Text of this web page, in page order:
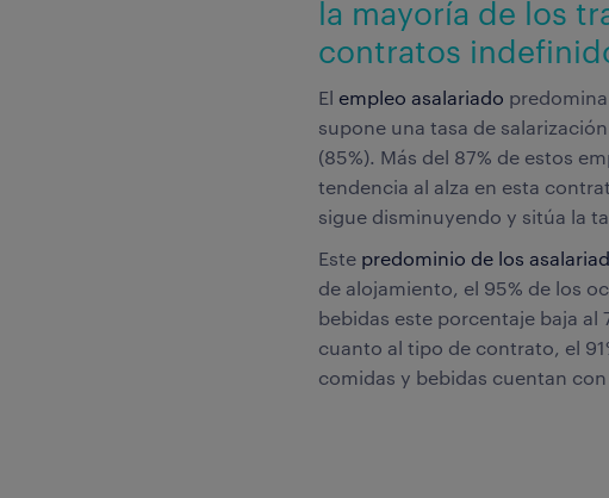
la mayoría de los
contratos
El empleo asalariado
supone una tasa de
(85%). Más del 87% de estos
tendencia al alza en esta
sigue disminuyendo y sitúa la
Este predominio de los
de alojamiento, el 95% de los
bebidas este porcentaje baja al
cuanto al tipo de contrato, el
comidas y bebidas cuentan